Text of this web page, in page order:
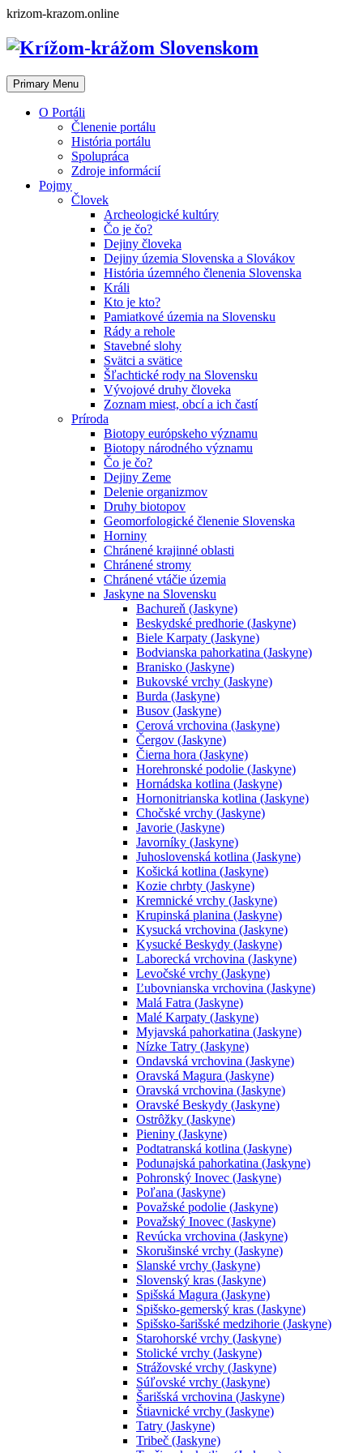
Skip
content
krizom-krazom.online
Primary Menu
O Portáli
Členenie portálu
História portálu
Spolupráca
Zdroje informácií
Pojmy
Človek
Archeologické kultúry
Čo je čo?
Dejiny človeka
Dejiny územia Slovenska a Slovákov
História územného členenia Slovenska
Králi
Kto je kto?
Pamiatkové územia na Slovensku
Rády a rehole
Stavebné slohy
Svätci a svätice
Šľachtické rody na Slovensku
Vývojové druhy človeka
Zoznam miest, obcí a ich častí
Príroda
Biotopy európskeho významu
Biotopy národného významu
Čo je čo?
Dejiny Zeme
Delenie organizmov
Druhy biotopov
Geomorfologické členenie Slovenska
Horniny
Chránené krajinné oblasti
Chránené stromy
Chránené vtáčie územia
Jaskyne na Slovensku
Bachureň (Jaskyne)
Beskydské predhorie (Jaskyne)
Biele Karpaty (Jaskyne)
Bodvianska pahorkatina (Jaskyne)
Branisko (Jaskyne)
Bukovské vrchy (Jaskyne)
Burda (Jaskyne)
Busov (Jaskyne)
Cerová vrchovina (Jaskyne)
Čergov (Jaskyne)
Čierna hora (Jaskyne)
Horehronské podolie (Jaskyne)
Hornádska kotlina (Jaskyne)
Hornonitrianska kotlina (Jaskyne)
Chočské vrchy (Jaskyne)
Javorie (Jaskyne)
Javorníky (Jaskyne)
Juhoslovenská kotlina (Jaskyne)
Košická kotlina (Jaskyne)
Kozie chrbty (Jaskyne)
Kremnické vrchy (Jaskyne)
Krupinská planina (Jaskyne)
Kysucká vrchovina (Jaskyne)
Kysucké Beskydy (Jaskyne)
Laborecká vrchovina (Jaskyne)
Levočské vrchy (Jaskyne)
Ľubovnianska vrchovina (Jaskyne)
Malá Fatra (Jaskyne)
Malé Karpaty (Jaskyne)
Myjavská pahorkatina (Jaskyne)
Nízke Tatry (Jaskyne)
Ondavská vrchovina (Jaskyne)
Oravská Magura (Jaskyne)
Oravská vrchovina (Jaskyne)
Oravské Beskydy (Jaskyne)
Ostrôžky (Jaskyne)
Pieniny (Jaskyne)
Podtatranská kotlina (Jaskyne)
Podunajská pahorkatina (Jaskyne)
Pohronský Inovec (Jaskyne)
Poľana (Jaskyne)
Považské podolie (Jaskyne)
Považský Inovec (Jaskyne)
Revúcka vrchovina (Jaskyne)
Skorušinské vrchy (Jaskyne)
Slanské vrchy (Jaskyne)
Slovenský kras (Jaskyne)
Spišská Magura (Jaskyne)
Spišsko-gemerský kras (Jaskyne)
Spišsko-šarišské medzihorie (Jaskyne)
Starohorské vrchy (Jaskyne)
Stolické vrchy (Jaskyne)
Strážovské vrchy (Jaskyne)
Súľovské vrchy (Jaskyne)
Šarišská vrchovina (Jaskyne)
Štiavnické vrchy (Jaskyne)
Tatry (Jaskyne)
Tribeč (Jaskyne)